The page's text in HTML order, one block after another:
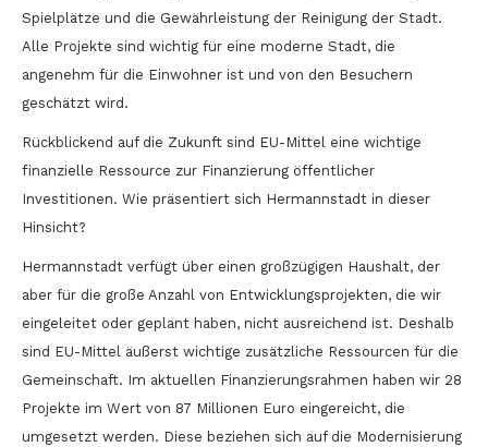
Spielplätze und die Gewährleistung der Reinigung der Stadt.
Alle Projekte sind wichtig für eine moderne Stadt, die
angenehm für die Einwohner ist und von den Besuchern
geschätzt wird.
Rückblickend auf die Zukunft sind EU-Mittel eine wichtige
finanzielle Ressource zur Finanzierung öffentlicher
Investitionen. Wie präsentiert sich Hermannstadt in dieser
Hinsicht?
Hermannstadt verfügt über einen großzügigen Haushalt, der
aber für die große Anzahl von Entwicklungsprojekten, die wir
eingeleitet oder geplant haben, nicht ausreichend ist. Deshalb
sind EU-Mittel äußerst wichtige zusätzliche Ressourcen für die
Gemeinschaft. Im aktuellen Finanzierungsrahmen haben wir 28
Projekte im Wert von 87 Millionen Euro eingereicht, die
umgesetzt werden. Diese beziehen sich auf die Modernisierung